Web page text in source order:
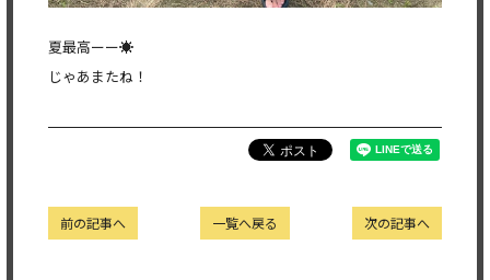
夏最高ーー☀️
じゃあまたね！
次の記事へ
一覧へ戻る
前の記事へ